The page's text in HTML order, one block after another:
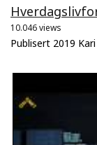
10.046 views
Publisert 2019 Kari